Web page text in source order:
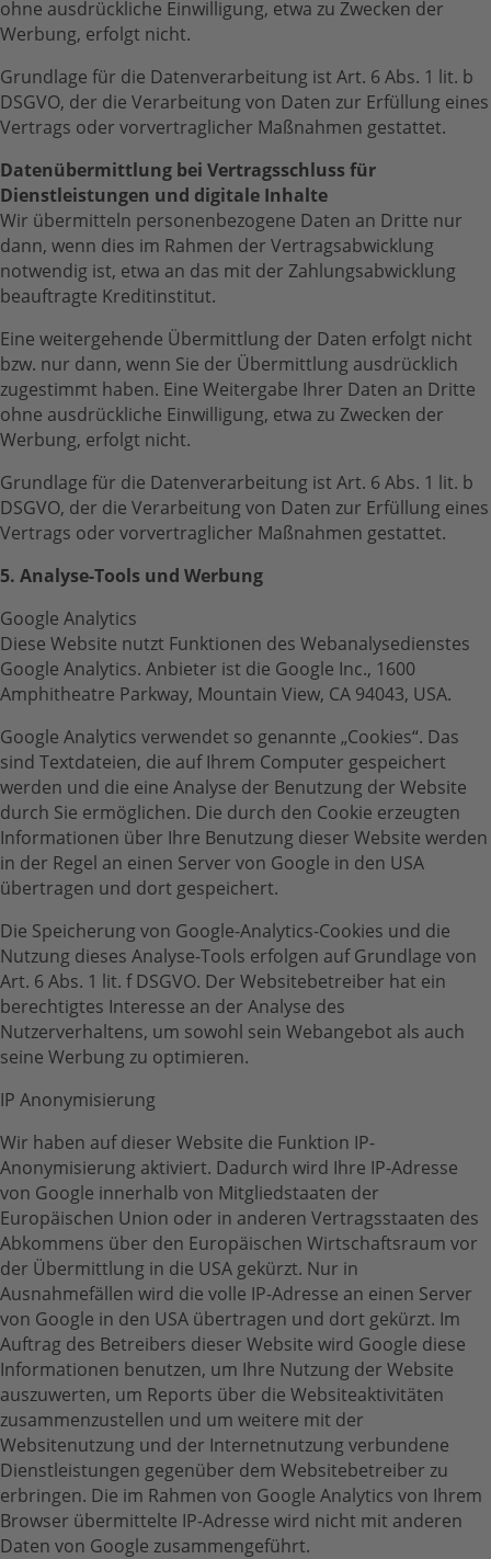
ohne ausdrückliche Einwilligung, etwa zu Zwecken der
Werbung, erfolgt nicht.
Grundlage für die Datenverarbeitung ist Art. 6 Abs. 1 lit. b
DSGVO, der die Verarbeitung von Daten zur Erfüllung eines
Vertrags oder vorvertraglicher Maßnahmen gestattet.
Datenübermittlung bei Vertragsschluss für
Dienstleistungen und digitale Inhalte
Wir übermitteln personenbezogene Daten an Dritte nur
dann, wenn dies im Rahmen der Vertragsabwicklung
notwendig ist, etwa an das mit der Zahlungsabwicklung
beauftragte Kreditinstitut.
Eine weitergehende Übermittlung der Daten erfolgt nicht
bzw. nur dann, wenn Sie der Übermittlung ausdrücklich
zugestimmt haben. Eine Weitergabe Ihrer Daten an Dritte
ohne ausdrückliche Einwilligung, etwa zu Zwecken der
Werbung, erfolgt nicht.
Grundlage für die Datenverarbeitung ist Art. 6 Abs. 1 lit. b
DSGVO, der die Verarbeitung von Daten zur Erfüllung eines
Vertrags oder vorvertraglicher Maßnahmen gestattet.
5. Analyse-Tools und Werbung
Google Analytics
Diese Website nutzt Funktionen des Webanalysedienstes
Google Analytics. Anbieter ist die Google Inc., 1600
Amphitheatre Parkway, Mountain View, CA 94043, USA.
Google Analytics verwendet so genannte „Cookies“. Das
sind Textdateien, die auf Ihrem Computer gespeichert
werden und die eine Analyse der Benutzung der Website
durch Sie ermöglichen. Die durch den Cookie erzeugten
Informationen über Ihre Benutzung dieser Website werden
in der Regel an einen Server von Google in den USA
übertragen und dort gespeichert.
Die Speicherung von Google-Analytics-Cookies und die
Nutzung dieses Analyse-Tools erfolgen auf Grundlage von
Art. 6 Abs. 1 lit. f DSGVO. Der Websitebetreiber hat ein
berechtigtes Interesse an der Analyse des
Nutzerverhaltens, um sowohl sein Webangebot als auch
seine Werbung zu optimieren.
IP Anonymisierung
Wir haben auf dieser Website die Funktion IP-
Anonymisierung aktiviert. Dadurch wird Ihre IP-Adresse
von Google innerhalb von Mitgliedstaaten der
Europäischen Union oder in anderen Vertragsstaaten des
Abkommens über den Europäischen Wirtschaftsraum vor
der Übermittlung in die USA gekürzt. Nur in
Ausnahmefällen wird die volle IP-Adresse an einen Server
von Google in den USA übertragen und dort gekürzt. Im
Auftrag des Betreibers dieser Website wird Google diese
Informationen benutzen, um Ihre Nutzung der Website
auszuwerten, um Reports über die Websiteaktivitäten
zusammenzustellen und um weitere mit der
Websitenutzung und der Internetnutzung verbundene
Dienstleistungen gegenüber dem Websitebetreiber zu
erbringen. Die im Rahmen von Google Analytics von Ihrem
Browser übermittelte IP-Adresse wird nicht mit anderen
Daten von Google zusammengeführt.